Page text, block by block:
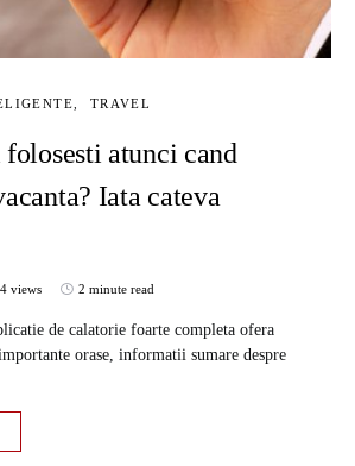
TRAVEL
atunci cand
Iata cateva
views 2 minute read
de calatorie foarte completa ofera
orase, informatii sumare despre